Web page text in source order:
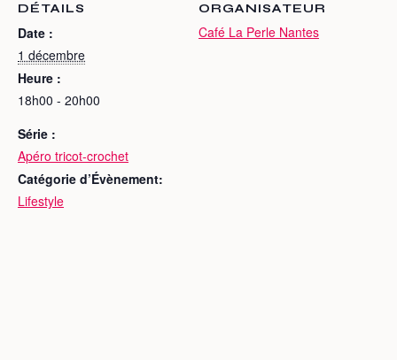
DÉTAILS
Date :
1 décembre
Heure :
18h00 - 20h00
Série :
Apéro tricot-crochet
Catégorie d’Évènement:
Lifestyle
ORGANISATEUR
Café La Perle Nantes